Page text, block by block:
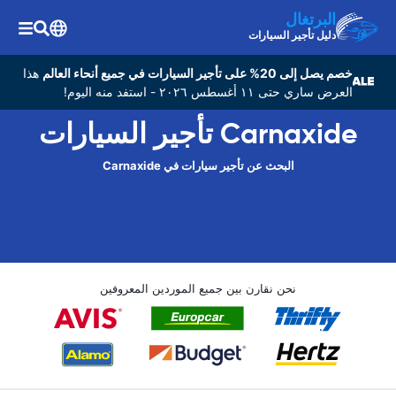
البرتغال
دليل تأجير السيارات
خصم يصل إلى 20% على تأجير السيارات في جميع أنحاء العالم
هذا
العرض ساري حتى ١١ أغسطس ٢٠٢٦ - استفد منه اليوم!
Carnaxide تأجير السيارات
البحث عن تأجير سيارات في Carnaxide
نحن نقارن بين جميع الموردين المعروفين